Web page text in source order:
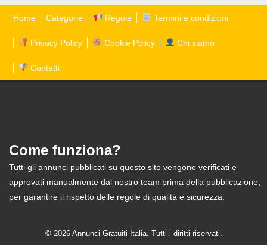
Home Categorie Regole Termini e condizioni
Privacy Policy Cookie Policy Chi siamo
Contatti
Come funziona?
Tutti gli annunci pubblicati su questo sito vengono verificati e
approvati manualmente dal nostro team prima della pubblicazione,
per garantire il rispetto delle regole di qualità e sicurezza.
© 2026 Annunci Gratuiti Italia. Tutti i diritti riservati.